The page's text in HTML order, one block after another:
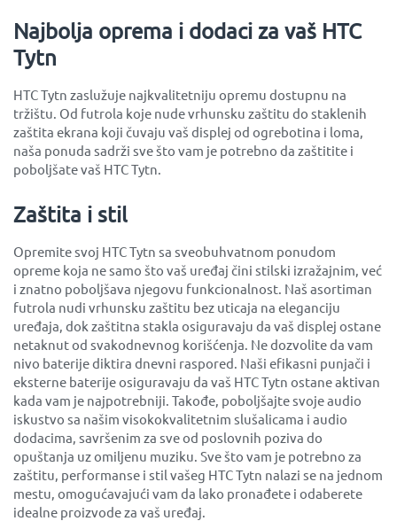
Najbolja oprema i dodaci za vaš HTC
Tytn
HTC Tytn zaslužuje najkvalitetniju opremu dostupnu na
tržištu. Od futrola koje nude vrhunsku zaštitu do staklenih
zaštita ekrana koji čuvaju vaš displej od ogrebotina i loma,
naša ponuda sadrži sve što vam je potrebno da zaštitite i
poboljšate vaš HTC Tytn.
Zaštita i stil
Opremite svoj HTC Tytn sa sveobuhvatnom ponudom
opreme koja ne samo što vaš uređaj čini stilski izražajnim, već
i znatno poboljšava njegovu funkcionalnost. Naš asortiman
futrola nudi vrhunsku zaštitu bez uticaja na eleganciju
uređaja, dok zaštitna stakla osiguravaju da vaš displej ostane
netaknut od svakodnevnog korišćenja. Ne dozvolite da vam
nivo baterije diktira dnevni raspored. Naši efikasni punjači i
eksterne baterije osiguravaju da vaš HTC Tytn ostane aktivan
kada vam je najpotrebniji. Takođe, poboljšajte svoje audio
iskustvo sa našim visokokvalitetnim slušalicama i audio
dodacima, savršenim za sve od poslovnih poziva do
opuštanja uz omiljenu muziku. Sve što vam je potrebno za
zaštitu, performanse i stil vašeg HTC Tytn nalazi se na jednom
mestu, omogućavajući vam da lako pronađete i odaberete
idealne proizvode za vaš uređaj.